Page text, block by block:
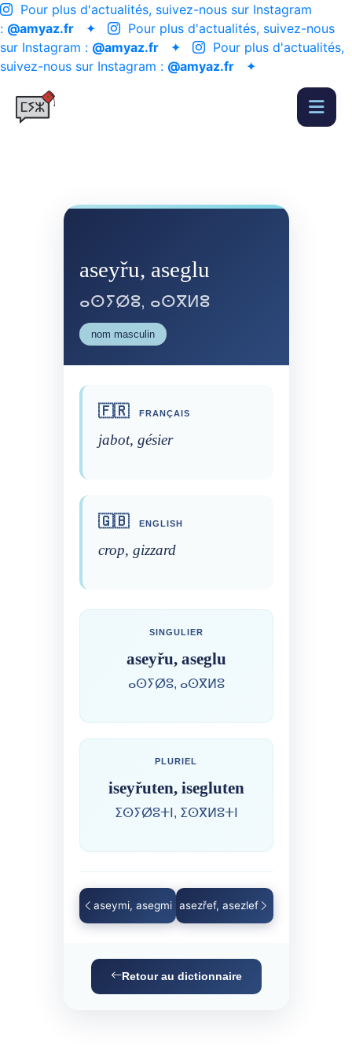
Pour plus d'actualités, suivez-nous sur Instagram
: @amyaz.fr ✦
Pour plus d'actualités, suivez-nous
sur Instagram : @amyaz.fr ✦
Pour plus d'actualités,
suivez-nous sur Instagram : @amyaz.fr ✦
aseyřu, aseglu
ⴰⵙⵢⵁⵓ, ⴰⵙⴳⵍⵓ
nom masculin
🇫🇷 FRANÇAIS
jabot, gésier
🇬🇧 ENGLISH
crop, gizzard
SINGULIER
aseyřu, aseglu
ⴰⵙⵢⵁⵓ, ⴰⵙⴳⵍⵓ
PLURIEL
iseyřuten, isegluten
ⵉⵙⵢⵁⵓⵜⵏ, ⵉⵙⴳⵍⵓⵜⵏ
aseymi, asegmi asezřef, asezlef
Retour au dictionnaire